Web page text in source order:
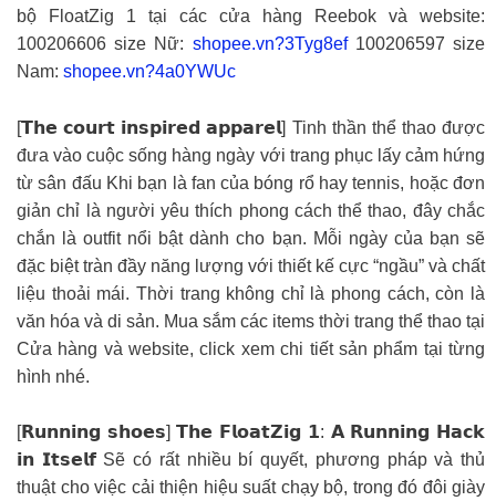
bộ FloatZig 1 tại các cửa hàng Reebok và website:
100206606 size Nữ: shopee.vn?3Tyg8ef100206597 size
Nam: shopee.vn?4a0YWUc
[𝗧𝗵𝗲 𝗰𝗼𝘂𝗿𝘁 𝗶𝗻𝘀𝗽𝗶𝗿𝗲𝗱 𝗮𝗽𝗽𝗮𝗿𝗲𝗹] Tinh thần thể thao được
đưa vào cuộc sống hàng ngày với trang phục lấy cảm hứng
từ sân đấu Khi bạn là fan của bóng rổ hay tennis, hoặc đơn
giản chỉ là người yêu thích phong cách thể thao, đây chắc
chắn là outfit nổi bật dành cho bạn. Mỗi ngày của bạn sẽ
đặc biệt tràn đầy năng lượng với thiết kế cực “ngầu” và chất
liệu thoải mái. Thời trang không chỉ là phong cách, còn là
văn hóa và di sản. Mua sắm các items thời trang thể thao tại
Cửa hàng và website, click xem chi tiết sản phẩm tại từng
hình nhé.
[𝗥𝘂𝗻𝗻𝗶𝗻𝗴 𝘀𝗵𝗼𝗲𝘀] 𝗧𝗵𝗲 𝗙𝗹𝗼𝗮𝘁𝗭𝗶𝗴 𝟭: 𝗔 𝗥𝘂𝗻𝗻𝗶𝗻𝗴 𝗛𝗮𝗰𝗸
𝗶𝗻 𝗜𝘁𝘀𝗲𝗹𝗳 Sẽ có rất nhiều bí quyết, phương pháp và thủ
thuật cho việc cải thiện hiệu suất chạy bộ, trong đó đôi giày